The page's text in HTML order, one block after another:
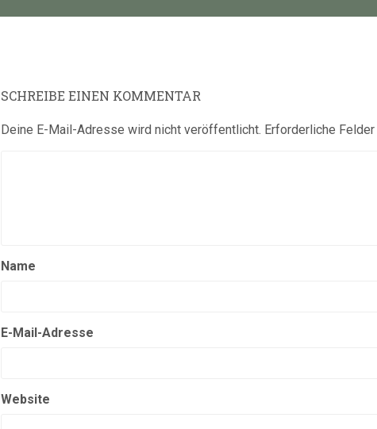
SCHREIBE EINEN KOMMENTAR
Deine E-Mail-Adresse wird nicht veröffentlicht. Erforderliche
Name
E-Mail-Adresse
Website